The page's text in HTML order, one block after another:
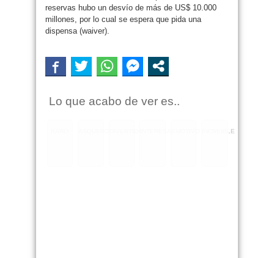
reservas hubo un desvío de más de US$ 10.000
millones, por lo cual se espera que pida una
dispensa (waiver).
Lo que acabo de ver es..
INCREIBLE